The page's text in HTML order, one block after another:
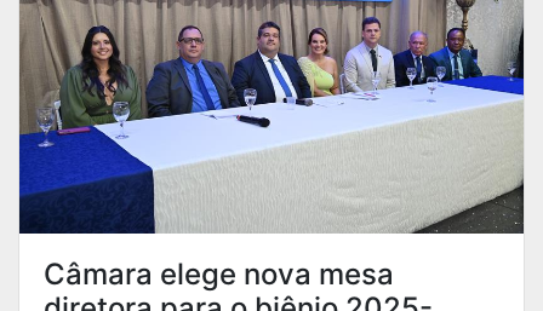
Câmara elege nova mesa